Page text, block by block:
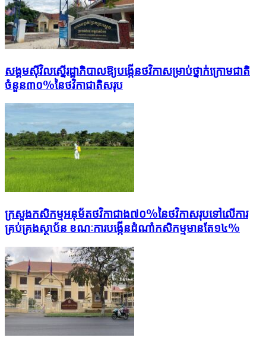
សង្គម​ស៊ីវិល​ស្នើ​​រដ្ឋាភិបាលឱ្យ​បង្កើន​ថវិកា​សម្រាប់​​ថ្នាក់​ក្រោម​ជាតិ​​
ចំនួន​​៣០%​​​​នៃ​ថវិកា​​ជាតិសរុប
ក្រសួងកសិកម្មអនុម័តថវិកាជាង៧០%នៃថវិកាសរុបទៅលើការ
គ្រប់គ្រងស្ថាប័ន ខណៈការបង្កើនដំណាំកសិកម្មមានតែ១៤%